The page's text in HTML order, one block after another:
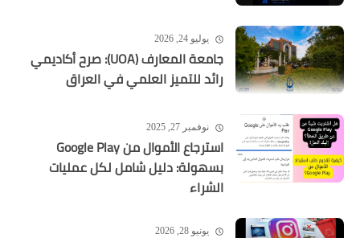
يوليو 24, 2026
جامعة المعارف (UOA): صرح أكاديمي
رائد للتميز العلمي في العراق
نوفمبر 27, 2025
استرجاع الأموال من Google Play
بسهولة: دليل شامل لكل عمليات
الشراء
يونيو 28, 2026